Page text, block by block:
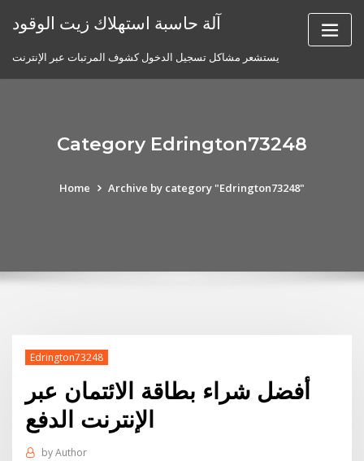
آلة حاسبة استهلاك زيت الوقود
يستشعر مشاكل تسجيل الدخول كشوف المرتبات عبر الإنترنت
Category Edrington73248
Home Archive by category "Edrington73248"
Edrington73248
أفضل شراء بطاقة الائتمان عبر
الإنترنت الدفع
byAuthor